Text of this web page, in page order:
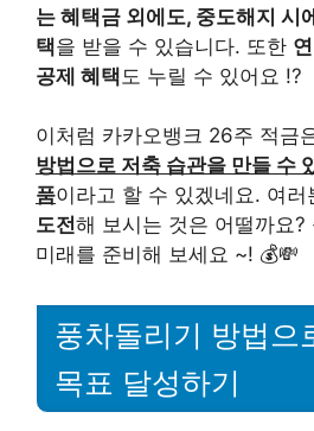
는 혜택금 외에도, 중도해지 시
택을 받을 수 있습니다. 또한
공제 혜택 도 누릴 수 있어요 !?
이처럼 카카오뱅크 26주 적금
방법으로 저축 습관을 만들 수
품이라고 할 수 있겠네요. 여러
도전해 보시는 것은 어떨까요?
미래를 준비해 보세요 ~! 💰💸
풍차돌리기 방법으
목표 달성하기